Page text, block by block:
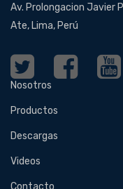
Av. Prolongacion Javier
Ate, Lima, Perú
Nosotros
Productos
Descargas
Videos
Contacto